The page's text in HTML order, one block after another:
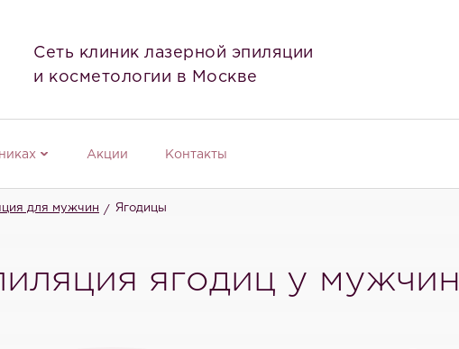
Сеть клиник лазерной эпиляции
и косметологии в Москве
Акции Контакты
для мужчин Ягодицы
ягодиц у мужчин